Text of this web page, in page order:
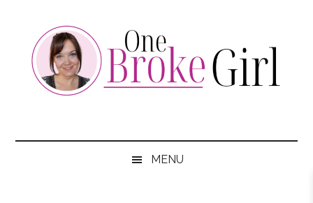
content
secondary
MENU